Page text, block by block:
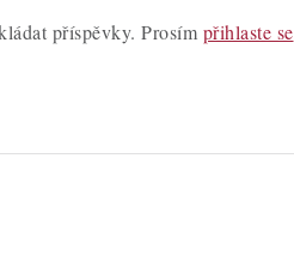
příspěvky. Prosím přihlaste se